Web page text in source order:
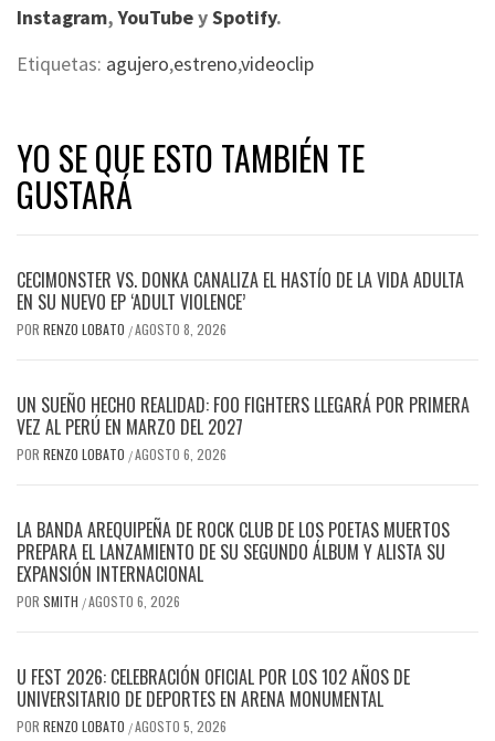
Instagram,YouTubeySpotify.
Etiquetas: agujero,estreno,videoclip
YO SE QUE ESTO TAMBIÉN TE
GUSTARÁ
CECIMONSTER VS. DONKA CANALIZA EL HASTÍO DE LA VIDA ADULTA
EN SU NUEVO EP ‘ADULT VIOLENCE’
POR RENZO LOBATO /AGOSTO 8, 2026
UN SUEÑO HECHO REALIDAD: FOO FIGHTERS LLEGARÁ POR PRIMERA
VEZ AL PERÚ EN MARZO DEL 2027
POR RENZO LOBATO /AGOSTO 6, 2026
LA BANDA AREQUIPEÑA DE ROCK CLUB DE LOS POETAS MUERTOS
PREPARA EL LANZAMIENTO DE SU SEGUNDO ÁLBUM Y ALISTA SU
EXPANSIÓN INTERNACIONAL
POR SMITH /AGOSTO 6, 2026
U FEST 2026: CELEBRACIÓN OFICIAL POR LOS 102 AÑOS DE
UNIVERSITARIO DE DEPORTES EN ARENA MONUMENTAL
POR RENZO LOBATO /AGOSTO 5, 2026